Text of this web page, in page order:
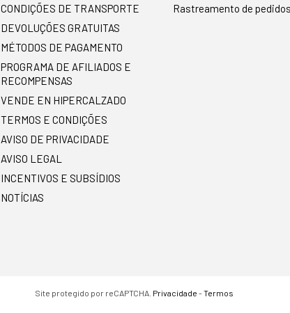
CONDIÇÕES DE TRANSPORTE
DEVOLUÇÕES GRATUITAS
MÉTODOS DE PAGAMENTO
PROGRAMA DE AFILIADOS E
RECOMPENSAS
VENDE EN HIPERCALZADO
TERMOS E CONDIÇÕES
AVISO DE PRIVACIDADE
AVISO LEGAL
INCENTIVOS E SUBSÍDIOS
NOTÍCIAS
Rastreamento de pedidos
Site protegido por reCAPTCHA. Privacidade -Termos